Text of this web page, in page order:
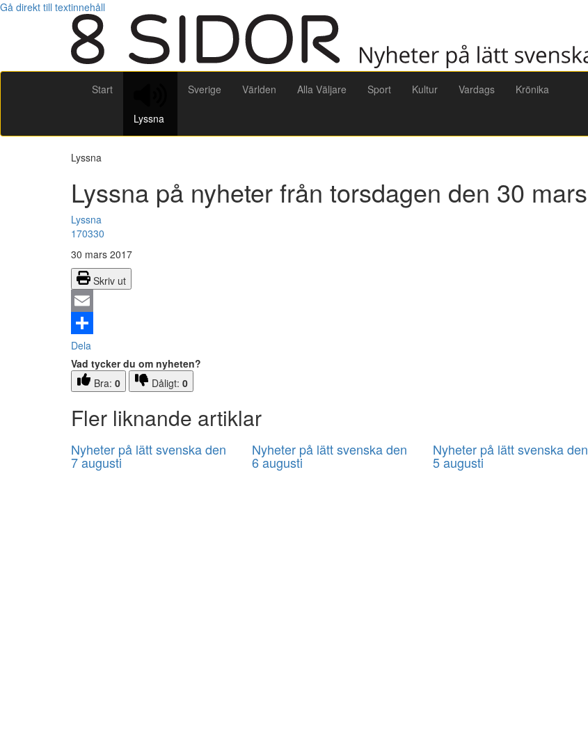
Gå direkt till textinnehåll
Start
Lyssna
Sverige Världen Alla Väljare Sport Kultur Vardags Krönika
Lyssna
Lyssna på nyheter från torsdagen den 30 mars
Lyssna
170330
30 mars 2017
Skriv ut
Email
Dela
Vad tycker du om nyheten?
Bra: 0 Dåligt: 0
Fler liknande artiklar
Nyheter på lätt svenska den
7 augusti
Nyheter på lätt svenska den
6 augusti
Nyheter på lätt svenska den
5 augusti